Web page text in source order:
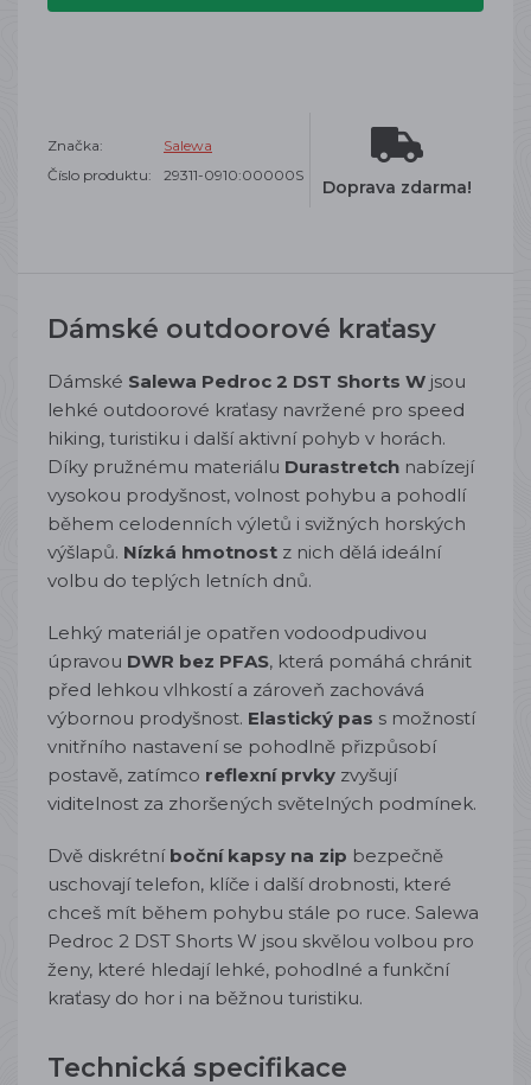
Značka:
Salewa
Číslo produktu:
29311-0910:00000S
Doprava zdarma!
Dámské outdoorové kraťasy
Dámské Salewa Pedroc 2 DST Shorts W jsou
lehké outdoorové kraťasy navržené pro speed
hiking, turistiku i další aktivní pohyb v horách.
Díky pružnému materiálu Durastretch nabízejí
vysokou prodyšnost, volnost pohybu a pohodlí
během celodenních výletů i svižných horských
výšlapů. Nízká hmotnost z nich dělá ideální
volbu do teplých letních dnů.
Lehký materiál je opatřen vodoodpudivou
úpravou DWR bez PFAS, která pomáhá chránit
před lehkou vlhkostí a zároveň zachovává
výbornou prodyšnost. Elastický pas s možností
vnitřního nastavení se pohodlně přizpůsobí
postavě, zatímco reflexní prvky zvyšují
viditelnost za zhoršených světelných podmínek.
Dvě diskrétní boční kapsy na zip bezpečně
uschovají telefon, klíče i další drobnosti, které
chceš mít během pohybu stále po ruce. Salewa
Pedroc 2 DST Shorts W jsou skvělou volbou pro
ženy, které hledají lehké, pohodlné a funkční
kraťasy do hor i na běžnou turistiku.
Technická specifikace